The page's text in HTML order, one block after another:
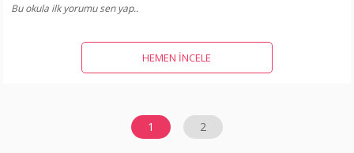
Bu okula ilk yorumu sen yap..
HEMEN İNCELE
1 2